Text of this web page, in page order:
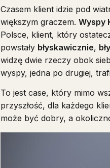
Czasem klient idzie pod
większym graczem. Wyspy
Polsce, klient, który
powstały błyskawicznie,
widzę dwie rzeczy obok
wyspy, jedna po drugiej,
To jest case, który mimo
przyszłość, dla każdego
może być dobry, a